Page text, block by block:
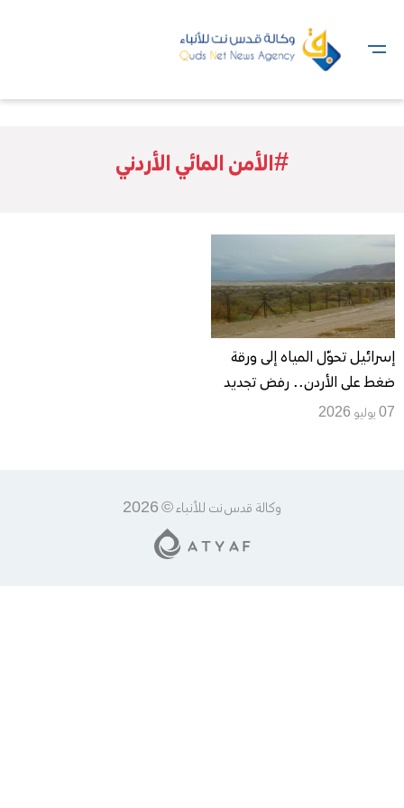
#الأمن المائي الأردني
إسرائيل تحوّل المياه إلى ورقة
ضغط على الأردن.. رفض تجديد
الكميات الإضافية وعمّان تتحرك
07 يوليو 2026
وكالة قدس نت للأنباء © 2026